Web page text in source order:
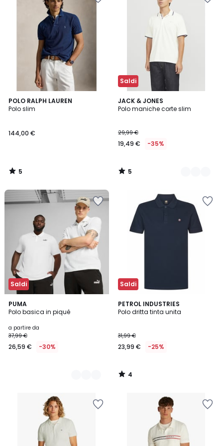
POLO RALPH LAUREN
Polo slim
144,00 €
5
/
5
/
Saldi
JACK & JONES
Polo maniche corte slim
29,99 €
19,49 € -35%
5
/
2
Colori
5
/
Saldi
PUMA
Polo basica in piqué
a partire da
37,99 €
26,59 € -30%
2
Colori
Saldi
PETROL INDUSTRIES
Polo dritta tinta unita
31,99 €
23,99 € -25%
4
/
4
/